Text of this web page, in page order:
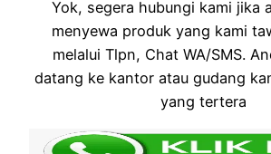
Yok, segera hubungi kami jika
menyewa produk yang kami
melalui Tlpn, Chat WA/SMS.
datang ke kantor atau gudang
yang tertera